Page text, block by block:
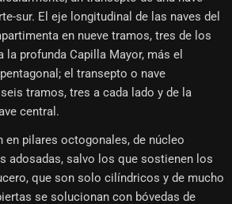
sur. El eje longitudinal de las naves del
en nueve tramos, tres de los
la profunda Capilla Mayor, más el
el transepto o nave
tramos, tres a cada lado y de la
central.
en pilares octogonales, de núcleo
adosadas, salvo los que sostienen los
que son solo cilíndricos y de mucho
se solucionan con bóvedas de